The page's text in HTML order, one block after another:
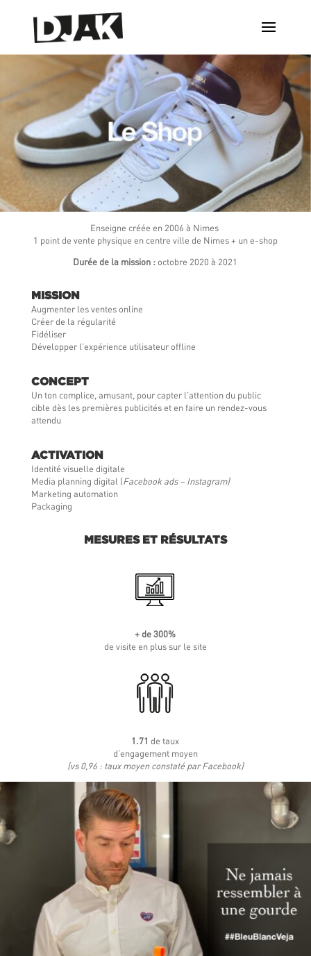
Enseigne créée en 2006 à Nimes
1 point de vente physique en centre ville de Nimes + un e-shop
Durée de la mission : octobre 2020 à 2021
MISSION
Augmenter les ventes online
Créer de la régularité
Fidéliser
Développer l’expérience utilisateur offline
CONCEPT
Un ton complice, amusant, pour capter l’attention du public
cible dès les premières publicités et en faire un rendez-vous
attendu
ACTIVATION
Identité visuelle digitale
Media planning digital (Facebook ads – Instagram)
Marketing automation
Packaging
MESURES ET RÉSULTATS
+ de 300%
de visite en plus sur le site
1.71 de taux
d’engagement moyen
(vs 0,96 : taux moyen constaté par Facebook)